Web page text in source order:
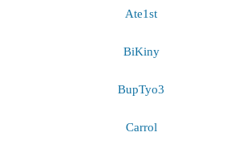
Ate1st
BiKiny
BupTyo3
Carrol